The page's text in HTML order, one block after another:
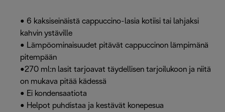
• 6 kaksiseinäistä cappuccino-lasia kotiisi tai lahjaksi
kahvin ystäville
• Lämpöominaisuudet pitävät cappuccinon lämpimänä
pitempään
•270 ml:n lasit tarjoavat täydellisen tarjoilukoon ja niitä
on mukava pitää kädessä
• Ei kondensaatiota
• Helpot puhdistaa ja kestävät konepesua